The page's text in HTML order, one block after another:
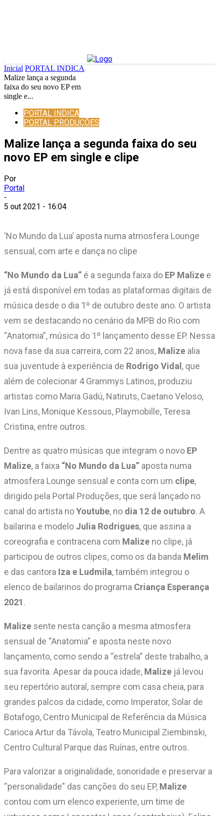
Inicial PORTAL INDICA
Malize lança a segunda
faixa do seu novo EP em
single e...
PORTAL INDICA
PORTAL PRODUÇÕES
Malize lança a segunda faixa do seu
novo EP em single e clipe
Por
Portal
-
5 out 2021 - 16:04
‘No Mundo da Lua’ aposta numa atmosfera Lounge
sensual, com arte e dança no clipe
“No Mundo da Lua” é a segunda faixa do EP Malize e
já está disponível em todas as plataformas digitais de
música desde o dia 1º de outubro deste ano. O artista
vem se destacando no cenário da MPB do Rio com
“Anatomia”, música do 1º lançamento desse EP. Nessa
nova fase da sua carreira, com 22 anos, Malize alia
sua juventude à experiência de Rodrigo Vidal, que
além de colecionar 4 Grammys Latinos, produziu
artistas como Maria Gadú, Natiruts, Caetano Veloso,
Ivan Lins, Monique Kessous, Playmobille, Teresa
Cristina, entre outros.
Dentre as quatro músicas que integram o novo EP
Malize, a faixa “No Mundo da Lua” aposta numa
atmosfera Lounge sensual e conta com um clipe,
dirigido pela Portal Produções, que será lançado no
canal do artista noYoutube, no dia 12 de outubro. A
bailarina e modelo Julia Rodrigues, que assina a
coreografia e contracena com Malize no clipe, já
participou de outros clipes, como os da banda Melim
e das cantora Iza e Ludmila, também integrou o
elenco de bailarinos do programa Criança Esperança
2021.
Malize sente nesta canção a mesma atmosfera
sensual de “Anatomia” e aposta neste novo
lançamento, como sendo a “estrela” deste trabalho, a
sua favorita. Apesar da pouca idade, Malize já levou
seu repertório autoral, sempre com casa cheia, para
grandes palcos da cidade, como Imperator, Solar de
Botafogo, Centro Municipal de Referência da Música
Carioca Artur da Távola, Teatro Municipal Ziembinski,
Centro Cultural Parque das Ruínas, entre outros.
Para valorizar a originalidade, sonoridade e preservar a
“personalidade” das canções do seu EP, Malize
contou com um elenco experiente, um time de